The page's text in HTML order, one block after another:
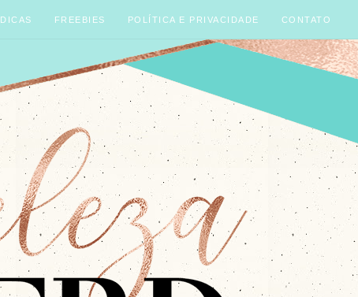
DICAS FREEBIES POLÍTICA E PRIVACIDADE CONTATO